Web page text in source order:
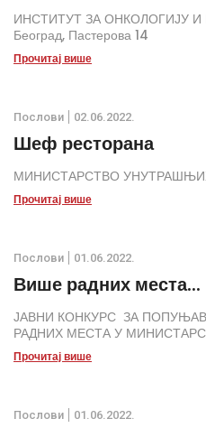
ИНСТИТУТ ЗА ОНКОЛОГИЈУ И
Београд, Пастерова 14
Прочитај више
Послови 02.06.2022.
Шеф ресторана
МИНИСТАРСТВО
Прочитај више
Послови 01.06.2022.
Више радних места...
ЈАВНИ КОНКУРС ЗА
РАДНИХ МЕСТА У
Прочитај више
Послови 01.06.2022.